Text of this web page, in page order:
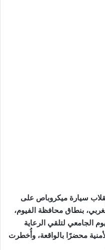
سيارة ميكروباص على
بنطاق محافظة الفيوم،
الجامعي لتلقي الرعاية
محضرًا بالواقعة، وأُخطرت